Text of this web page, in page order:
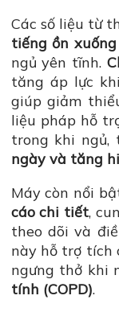
Các số liệu từ
tiếng ồn
ngủ yên tĩnh.
tăng áp lực
giúp giảm
liệu pháp hỗ
trong khi ngủ,
ngày và tăng
Máy còn nổi
cáo chi tiết,
theo dõi và
này hỗ trợ tích
ngưng thở khi
tính (COPD).